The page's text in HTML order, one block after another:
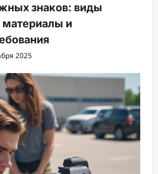
знаков: виды
материалы и
2025